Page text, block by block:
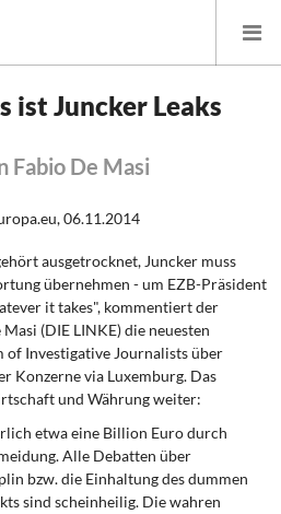
und Finanzpolitik
und Daseinsvorsorge
ist Juncker Leaks
Fabio De Masi
06.11.2014
ausgetrocknet, Juncker muss
übernehmen - um EZB-Präsident
it takes", kommentiert der
(DIE LINKE) die neuesten
of Investigative Journalists über
Konzerne via Luxemburg. Das
und Währung weiter:
etwa eine Billion Euro durch
Alle Debatten über
bzw. die Einhaltung des dummen
sind scheinheilig. Die wahren